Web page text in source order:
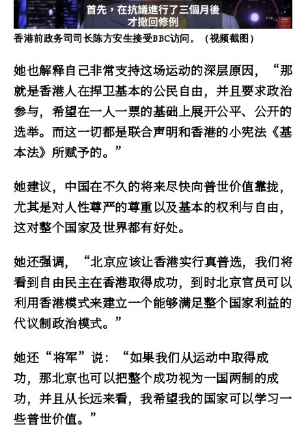
香港前政务司司长陈方安生接受BBC访问。（视频截图）
她也解释自己非常支持这场运动的深层原因，“那
就是香港人在捍卫基本的公民自由，并且要求政治
参与，希望在一人一票的基础上展开公平、公开的
选举。而这一切都是联合声明和香港的小宪法《基
本法》所赋予的。”
她建议，中国在不久的将来尽快向普世价值靠拢，
尤其是对人性尊严的尊重以及基本的权利与自由，
这对整个国家及世界都有好处。
她还强调，“北京应该让香港实行真普选，我们将
看到自由民主在香港取得成功，到时北京官员可以
利用香港模式来建立一个能够满足整个国家利益的
代议制政治模式。”
她还“将军”说：“如果我们从运动中取得成
功，那北京也可以把整个成功视为一国两制的成
功，并且从长远来看，我希望我的国家可以学习一
些普世价值。”